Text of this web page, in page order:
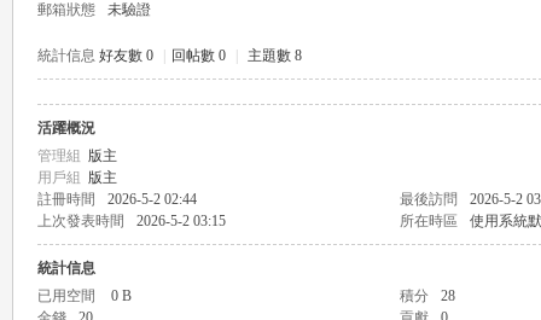
郵箱狀態
未驗證
統計信息 好友數 0 回帖數 0 主題數 8
活躍概況
管理組 版主
用戶組 版主
註冊時間
2026-5-2 02:44 最後訪問
2026-5-2
上次發表時間
2026-5-2 03:15 所在時區 使用系統
統計信息
已用空間
0 B 積分
28